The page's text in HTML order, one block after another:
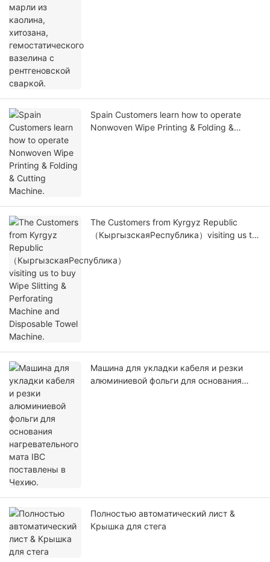
Spain Customers learn how to operate
Nonwoven Wipe Printing & Folding &
The Customers from Kyrgyz Republic
（КыргызскаяРеспублика）visiting us to
and Disposable Towel Machine.
Машина для укладки кабеля и резки
алюминиевой фольги для основания
Полностью автоматический лист &
Крышка для стега